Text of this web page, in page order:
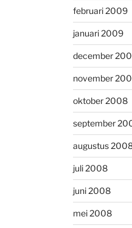
februari 2009
januari 2009
december
november
oktober 2008
september
augustus
juli 2008
juni 2008
mei 2008